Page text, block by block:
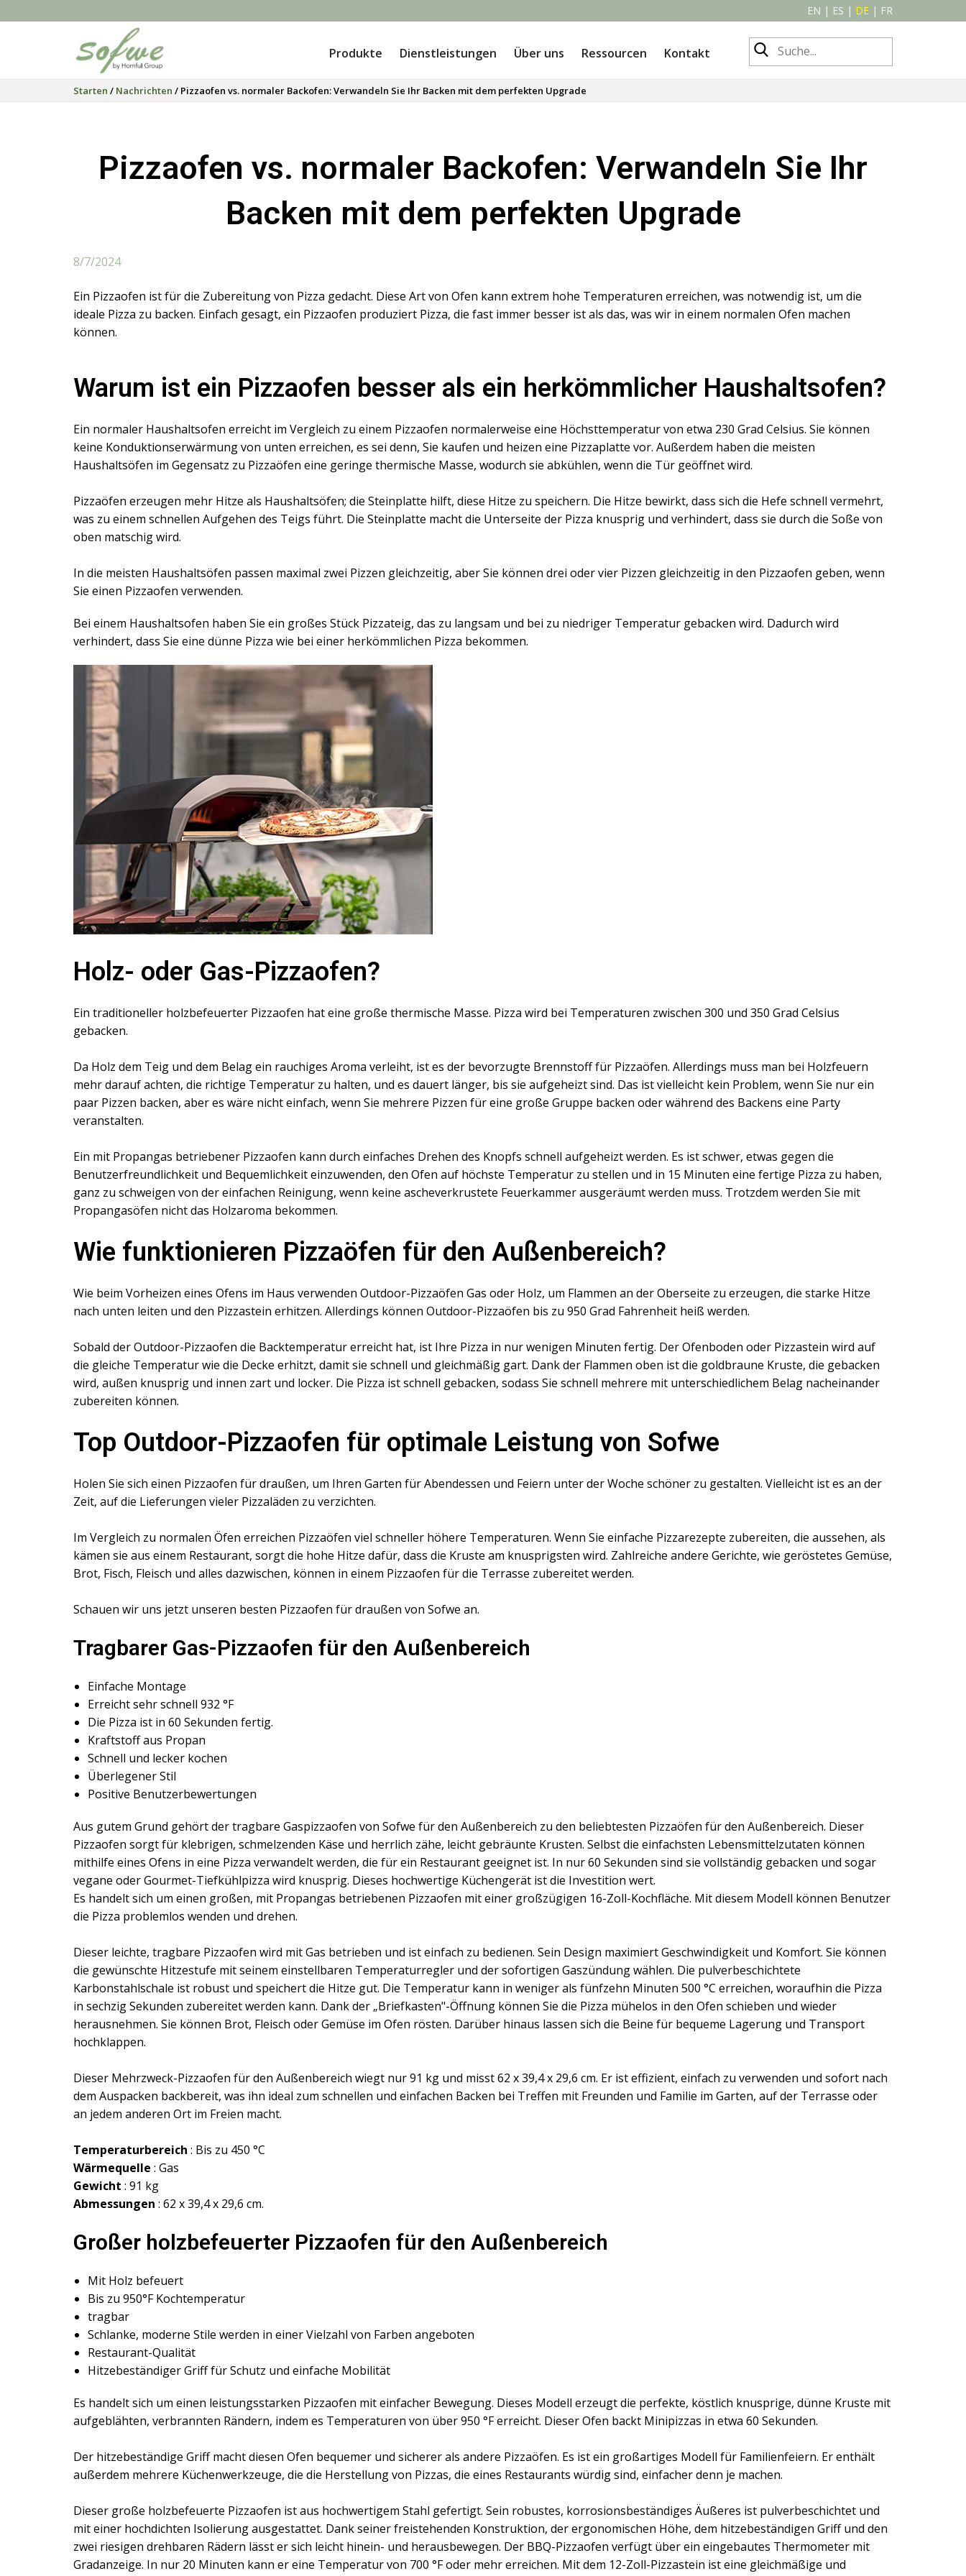
EN | ES | DE | FR
Produkte Dienstleistungen Über uns Ressourcen Kontakt
Starten / Nachrichten / Pizzaofen vs. normaler Backofen: Verwandeln Sie Ihr Backen mit dem perfekten Upgrade
Pizzaofen vs. normaler Backofen: Verwandeln Sie Ihr
Backen mit dem perfekten Upgrade
8/7/2024
Ein Pizzaofen ist für die Zubereitung von Pizza gedacht. Diese Art von Ofen kann extrem hohe Temperaturen erreichen, was notwendig ist, um die
ideale Pizza zu backen. Einfach gesagt, ein Pizzaofen produziert Pizza, die fast immer besser ist als das, was wir in einem normalen Ofen machen
können.
Warum ist ein Pizzaofen besser als ein herkömmlicher Haushaltsofen?
Ein normaler Haushaltsofen erreicht im Vergleich zu einem Pizzaofen normalerweise eine Höchsttemperatur von etwa 230 Grad Celsius. Sie können
keine Konduktionserwärmung von unten erreichen, es sei denn, Sie kaufen und heizen eine Pizzaplatte vor. Außerdem haben die meisten
Haushaltsöfen im Gegensatz zu Pizzaöfen eine geringe thermische Masse, wodurch sie abkühlen, wenn die Tür geöffnet wird.
Pizzaöfen erzeugen mehr Hitze als Haushaltsöfen; die Steinplatte hilft, diese Hitze zu speichern. Die Hitze bewirkt, dass sich die Hefe schnell vermehrt,
was zu einem schnellen Aufgehen des Teigs führt. Die Steinplatte macht die Unterseite der Pizza knusprig und verhindert, dass sie durch die Soße von
oben matschig wird.
In die meisten Haushaltsöfen passen maximal zwei Pizzen gleichzeitig, aber Sie können drei oder vier Pizzen gleichzeitig in den Pizzaofen geben, wenn
Sie einen Pizzaofen verwenden.
Bei einem Haushaltsofen haben Sie ein großes Stück Pizzateig, das zu langsam und bei zu niedriger Temperatur gebacken wird. Dadurch wird
verhindert, dass Sie eine dünne Pizza wie bei einer herkömmlichen Pizza bekommen.
Holz- oder Gas-Pizzaofen?
Ein traditioneller holzbefeuerter Pizzaofen hat eine große thermische Masse. Pizza wird bei Temperaturen zwischen 300 und 350 Grad Celsius
gebacken.
Da Holz dem Teig und dem Belag ein rauchiges Aroma verleiht, ist es der bevorzugte Brennstoff für Pizzaöfen. Allerdings muss man bei Holzfeuern
mehr darauf achten, die richtige Temperatur zu halten, und es dauert länger, bis sie aufgeheizt sind. Das ist vielleicht kein Problem, wenn Sie nur ein
paar Pizzen backen, aber es wäre nicht einfach, wenn Sie mehrere Pizzen für eine große Gruppe backen oder während des Backens eine Party
veranstalten.
Ein mit Propangas betriebener Pizzaofen kann durch einfaches Drehen des Knopfs schnell aufgeheizt werden. Es ist schwer, etwas gegen die
Benutzerfreundlichkeit und Bequemlichkeit einzuwenden, den Ofen auf höchste Temperatur zu stellen und in 15 Minuten eine fertige Pizza zu haben,
ganz zu schweigen von der einfachen Reinigung, wenn keine ascheverkrustete Feuerkammer ausgeräumt werden muss. Trotzdem werden Sie mit
Propangasöfen nicht das Holzaroma bekommen.
Wie funktionieren Pizzaöfen für den Außenbereich?
Wie beim Vorheizen eines Ofens im Haus verwenden Outdoor-Pizzaöfen Gas oder Holz, um Flammen an der Oberseite zu erzeugen, die starke Hitze
nach unten leiten und den Pizzastein erhitzen. Allerdings können Outdoor-Pizzaöfen bis zu 950 Grad Fahrenheit heiß werden.
Sobald der Outdoor-Pizzaofen die Backtemperatur erreicht hat, ist Ihre Pizza in nur wenigen Minuten fertig. Der Ofenboden oder Pizzastein wird auf
die gleiche Temperatur wie die Decke erhitzt, damit sie schnell und gleichmäßig gart. Dank der Flammen oben ist die goldbraune Kruste, die gebacken
wird, außen knusprig und innen zart und locker. Die Pizza ist schnell gebacken, sodass Sie schnell mehrere mit unterschiedlichem Belag nacheinander
zubereiten können.
Top Outdoor-Pizzaofen für optimale Leistung von Sofwe
Holen Sie sich einen Pizzaofen für draußen, um Ihren Garten für Abendessen und Feiern unter der Woche schöner zu gestalten. Vielleicht ist es an der
Zeit, auf die Lieferungen vieler Pizzaläden zu verzichten.
Im Vergleich zu normalen Öfen erreichen Pizzaöfen viel schneller höhere Temperaturen. Wenn Sie einfache Pizzarezepte zubereiten, die aussehen, als
kämen sie aus einem Restaurant, sorgt die hohe Hitze dafür, dass die Kruste am knusprigsten wird. Zahlreiche andere Gerichte, wie geröstetes Gemüse,
Brot, Fisch, Fleisch und alles dazwischen, können in einem Pizzaofen für die Terrasse zubereitet werden.
Schauen wir uns jetzt unseren besten Pizzaofen für draußen von Sofwe an.
Tragbarer Gas-Pizzaofen für den Außenbereich
Einfache Montage
Erreicht sehr schnell 932 °F
Die Pizza ist in 60 Sekunden fertig.
Kraftstoff aus Propan
Schnell und lecker kochen
Überlegener Stil
Positive Benutzerbewertungen
Aus gutem Grund gehört der tragbare Gaspizzaofen von Sofwe für den Außenbereich zu den beliebtesten Pizzaöfen für den Außenbereich. Dieser
Pizzaofen sorgt für klebrigen, schmelzenden Käse und herrlich zähe, leicht gebräunte Krusten. Selbst die einfachsten Lebensmittelzutaten können
mithilfe eines Ofens in eine Pizza verwandelt werden, die für ein Restaurant geeignet ist. In nur 60 Sekunden sind sie vollständig gebacken und sogar
vegane oder Gourmet-Tiefkühlpizza wird knusprig. Dieses hochwertige Küchengerät ist die Investition wert.
Es handelt sich um einen großen, mit Propangas betriebenen Pizzaofen mit einer großzügigen 16-Zoll-Kochfläche. Mit diesem Modell können Benutzer
die Pizza problemlos wenden und drehen.
Dieser leichte, tragbare Pizzaofen wird mit Gas betrieben und ist einfach zu bedienen. Sein Design maximiert Geschwindigkeit und Komfort. Sie können
die gewünschte Hitzestufe mit seinem einstellbaren Temperaturregler und der sofortigen Gaszündung wählen. Die pulverbeschichtete
Karbonstahlschale ist robust und speichert die Hitze gut. Die Temperatur kann in weniger als fünfzehn Minuten 500 °C erreichen, woraufhin die Pizza
in sechzig Sekunden zubereitet werden kann. Dank der „Briefkasten"-Öffnung können Sie die Pizza mühelos in den Ofen schieben und wieder
herausnehmen. Sie können Brot, Fleisch oder Gemüse im Ofen rösten. Darüber hinaus lassen sich die Beine für bequeme Lagerung und Transport
hochklappen.
Dieser Mehrzweck-Pizzaofen für den Außenbereich wiegt nur 91 kg und misst 62 x 39,4 x 29,6 cm. Er ist effizient, einfach zu verwenden und sofort nach
dem Auspacken backbereit, was ihn ideal zum schnellen und einfachen Backen bei Treffen mit Freunden und Familie im Garten, auf der Terrasse oder
an jedem anderen Ort im Freien macht.
Temperaturbereich : Bis zu 450 °C
Wärmequelle : Gas
Gewicht : 91 kg
Abmessungen : 62 x 39,4 x 29,6 cm.
Großer holzbefeuerter Pizzaofen für den Außenbereich
Mit Holz befeuert
Bis zu 950°F Kochtemperatur
tragbar
Schlanke, moderne Stile werden in einer Vielzahl von Farben angeboten
Restaurant-Qualität
Hitzebeständiger Griff für Schutz und einfache Mobilität
Es handelt sich um einen leistungsstarken Pizzaofen mit einfacher Bewegung. Dieses Modell erzeugt die perfekte, köstlich knusprige, dünne Kruste mit
aufgeblähten, verbrannten Rändern, indem es Temperaturen von über 950 °F erreicht. Dieser Ofen backt Minipizzas in etwa 60 Sekunden.
Der hitzebeständige Griff macht diesen Ofen bequemer und sicherer als andere Pizzaöfen. Es ist ein großartiges Modell für Familienfeiern. Er enthält
außerdem mehrere Küchenwerkzeuge, die die Herstellung von Pizzas, die eines Restaurants würdig sind, einfacher denn je machen.
Dieser große holzbefeuerte Pizzaofen ist aus hochwertigem Stahl gefertigt. Sein robustes, korrosionsbeständiges Äußeres ist pulverbeschichtet und
mit einer hochdichten Isolierung ausgestattet. Dank seiner freistehenden Konstruktion, der ergonomischen Höhe, dem hitzebeständigen Griff und den
zwei riesigen drehbaren Rädern lässt er sich leicht hinein- und herausbewegen. Der BBQ-Pizzaofen verfügt über ein eingebautes Thermometer mit
Gradanzeige. In nur 20 Minuten kann er eine Temperatur von 700 °F oder mehr erreichen. Mit dem 12-Zoll-Pizzastein ist eine gleichmäßige und